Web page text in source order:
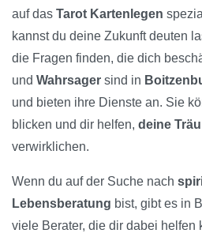
auf das Tarot Kartenlegen
kannst du deine Zukunft deuten
die Fragen finden, die dich
und Wahrsager sind in
und bieten ihre Dienste an. Sie
blicken und dir helfen, deine
verwirklichen.
Wenn du auf der Suche nach
Lebensberatung bist, gibt es in
viele Berater, die dir dabei helfen